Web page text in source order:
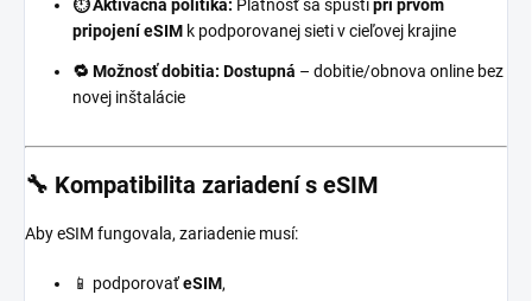
⏱️ Aktivačná politika: Platnosť sa spustípri prvom
pripojení eSIM k podporovanej sieti v cieľovej krajine
🔁 Možnosť dobitia: Dostupná – dobitie/obnova online bez
novej inštalácie
🔧 Kompatibilita zariadení s eSIM
Aby eSIM fungovala, zariadenie musí:
📱 podporovaťeSIM,